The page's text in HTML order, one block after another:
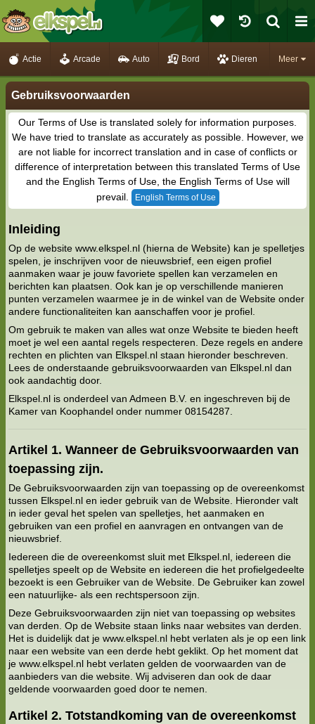
Meer
Actie Arcade Auto Bord Dieren
Gebruiksvoorwaarden
Our Terms of Use is translated solely for information purposes.
We have tried to translate as accurately as possible. However, we
are not liable for incorrect translation and in case of conflicts or
difference of interpretation between this translated Terms of Use
and the English Terms of Use, the English Terms of Use will
prevail.
English Terms of Use
Inleiding
Op de website www.elkspel.nl (hierna de Website) kan je spelletjes
spelen, je inschrijven voor de nieuwsbrief, een eigen profiel
aanmaken waar je jouw favoriete spellen kan verzamelen en
berichten kan plaatsen. Ook kan je op verschillende manieren
punten verzamelen waarmee je in de winkel van de Website onder
andere functionaliteiten kan aanschaffen voor je profiel.
Om gebruik te maken van alles wat onze Website te bieden heeft
moet je wel een aantal regels respecteren. Deze regels en andere
rechten en plichten van Elkspel.nl staan hieronder beschreven.
Lees de onderstaande gebruiksvoorwaarden van Elkspel.nl dan
ook aandachtig door.
Elkspel.nl is onderdeel van Admeen B.V. en ingeschreven bij de
Kamer van Koophandel onder nummer 08154287.
Artikel 1. Wanneer de Gebruiksvoorwaarden van
toepassing zijn.
De Gebruiksvoorwaarden zijn van toepassing op de overeenkomst
tussen Elkspel.nl en ieder gebruik van de Website. Hieronder valt
in ieder geval het spelen van spelletjes, het aanmaken en
gebruiken van een profiel en aanvragen en ontvangen van de
nieuwsbrief.
Iedereen die de overeenkomst sluit met Elkspel.nl, iedereen die
spelletjes speelt op de Website en iedereen die het profielgedeelte
bezoekt is een Gebruiker van de Website. De Gebruiker kan zowel
een natuurlijke- als een rechtspersoon zijn.
Deze Gebruiksvoorwaarden zijn niet van toepassing op websites
van derden. Op de Website staan links naar websites van derden.
Het is duidelijk dat je www.elkspel.nl hebt verlaten als je op een link
naar een website van een derde hebt geklikt. Op het moment dat
je www.elkspel.nl hebt verlaten gelden de voorwaarden van de
aanbieders van die website. Wij adviseren dan ook de daar
geldende voorwaarden goed door te nemen.
Artikel 2. Totstandkoming van de overeenkomst